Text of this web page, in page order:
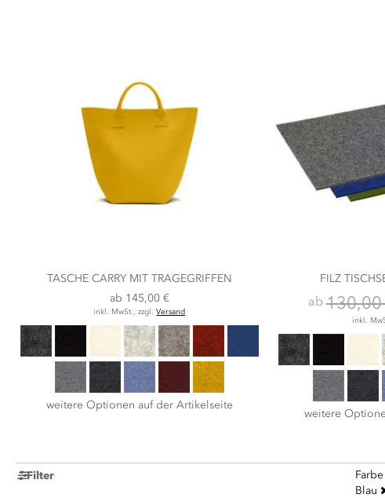
TASCHE CARRY MIT TRAGEGRIFFEN
ab 145,00 €
inkl. MwSt., zzgl.Versand
weitere Optionen auf der Artikelseite
FILZ
ab
inkl.
weitere
Filter
Farbe
Blau